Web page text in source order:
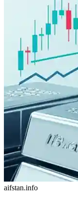
aifstan.info